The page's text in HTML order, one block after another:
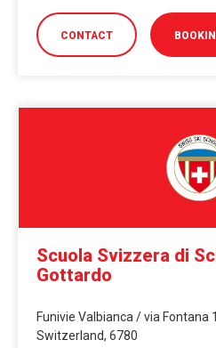
CONTACT
Scuola Svizzera di
Gottardo
Funivie Valbianca / via Fontana
Switzerland, 6780